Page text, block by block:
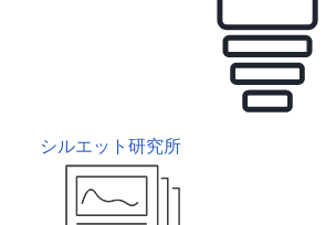
シルエット研究所